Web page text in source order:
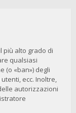
più alto grado di
qualsiasi
(o «ban») degli
ecc. Inoltre,
autorizzazioni